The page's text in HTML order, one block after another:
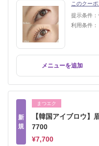
このクー
提示条件：
利用条件：
メニューを追加
新
規
まつエク
【韓国アイブロウ
7700
¥7,700